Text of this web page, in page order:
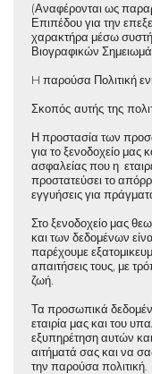
(Αναφέρονται ως
Επιπέδου για την
χαρακτήρα μέσω
Βιογραφικών
H παρούσα Πολιτική
Σκοπός αυτής της
Η προστασία των
για το ξενοδοχείο μας
ασφαλείας που η
προστατεύσει το
εγγυήσεις για
Στο ξενοδοχείο μας
και των δεδομένων
παρέχουμε
απαιτήσεις τους, με
ζωή.
Τα προσωπικά
εταιρία μας και του
εξυπηρέτηση αυτών
αιτήματά σας και να
την παρούσα πολιτική.